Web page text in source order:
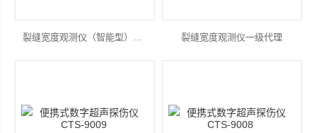
裂缝宽度观测仪（智能型）ZBL-F103一级代理 裂缝宽度观测仪一级代理